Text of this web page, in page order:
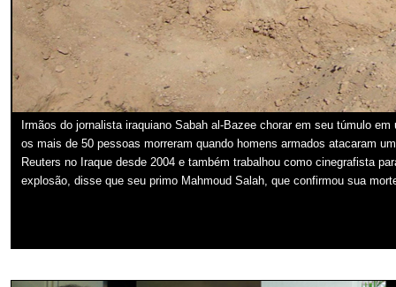
Irmãos do jornalista iraquiano Sabah al-Bazee chorar em seu túmulo
os mais de 50 pessoas morreram quando homens armados atacaram
Reuters no Iraque desde 2004 e também trabalhou como cinegrafista
explosão, disse que seu primo Mahmoud Salah, que confirmou sua